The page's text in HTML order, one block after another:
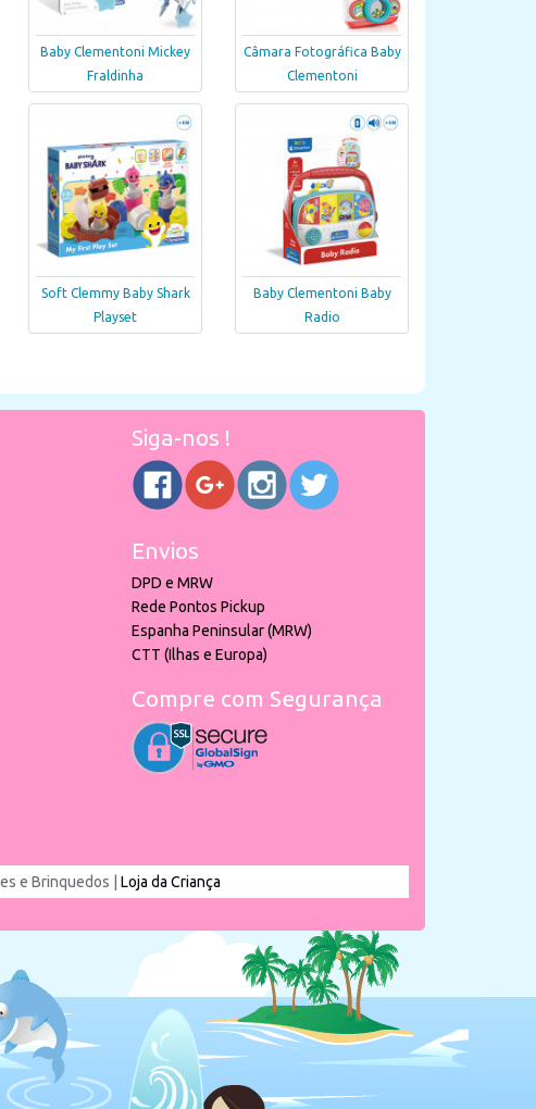
Baby Clementoni Mickey
Fraldinha
Câmara Fotográfica Baby
Clementoni
Soft Clemmy Baby Shark
Playset
Baby Clementoni Baby
Radio
Siga-nos !
Envios
DPD e MRW
Rede Pontos Pickup
Espanha Peninsular (MRW)
CTT (Ilhas e Europa)
Compre com Segurança
e Brinquedos | Loja da Criança